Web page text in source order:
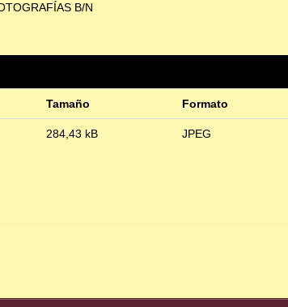
B/N
Tamaño Formato
284,43 kB JPEG